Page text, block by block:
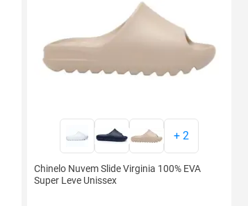
+ 2
Chinelo Nuvem Slide Virginia 100% EVA
Super Leve Unissex